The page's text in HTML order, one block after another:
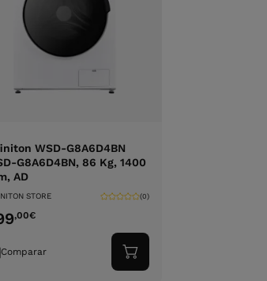
WSD-G8A6D4BN
G8A6D4BN, 86 Kg, 1400
AD
STORE (0)
,00€
Comparar
Adicionar
ao